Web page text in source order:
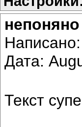
непоняно
Написано:
Дата:
Текст